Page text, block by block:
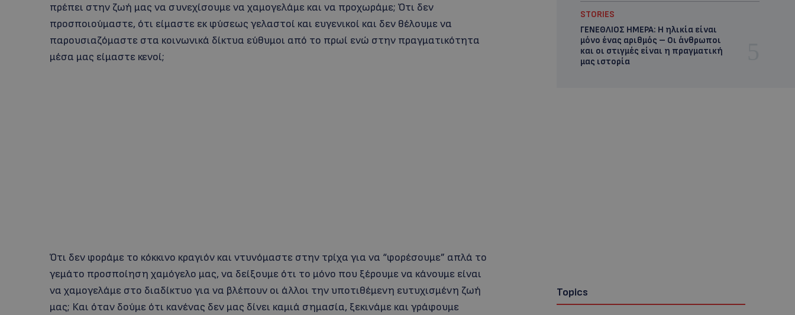
πρέπει στην ζωή μας να συνεχίσουμε να χαμογελάμε και να προχωράμε; Ότι δεν
προσποιούμαστε, ότι είμαστε εκ φύσεως γελαστοί και ευγενικοί και δεν θέλουμε να
παρουσιαζόμαστε στα κοινωνικά δίκτυα εύθυμοι από το πρωί ενώ στην πραγματικότητα
μέσα μας είμαστε κενοί;
Ότι δεν φοράμε το κόκκινο κραγιόν και ντυνόμαστε στην τρίχα για να “φορέσουμε” απλά το
γεμάτο προσποίηση χαμόγελο μας, να δείξουμε ότι το μόνο που ξέρουμε να κάνουμε είναι
να χαμογελάμε στο διαδίκτυο για να βλέπουν οι άλλοι την υποτιθέμενη ευτυχισμένη ζωή
μας; Και όταν δούμε ότι κανένας δεν μας δίνει καμιά σημασία, ξεκινάμε και γράφουμε
STORIES
ΓΕΝΕΘΛΙΟΣ ΗΜΕΡΑ: Η ηλικία είναι
μόνο ένας αριθμός – Οι άνθρωποι
και οι στιγμές είναι η πραγματική
μας ιστορία
Topics